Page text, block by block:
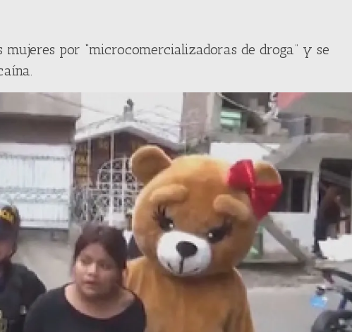
por “microcomercializadoras de droga” y se